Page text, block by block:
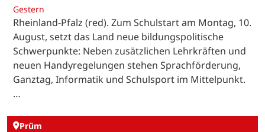
Gestern
Rheinland-Pfalz (red). Zum Schulstart am Montag, 10.
August, setzt das Land neue bildungspolitische
Schwerpunkte: Neben zusätzlichen Lehrkräften und
neuen Handyregelungen stehen Sprachförderung,
Ganztag, Informatik und Schulsport im Mittelpunkt.
…
Prüm